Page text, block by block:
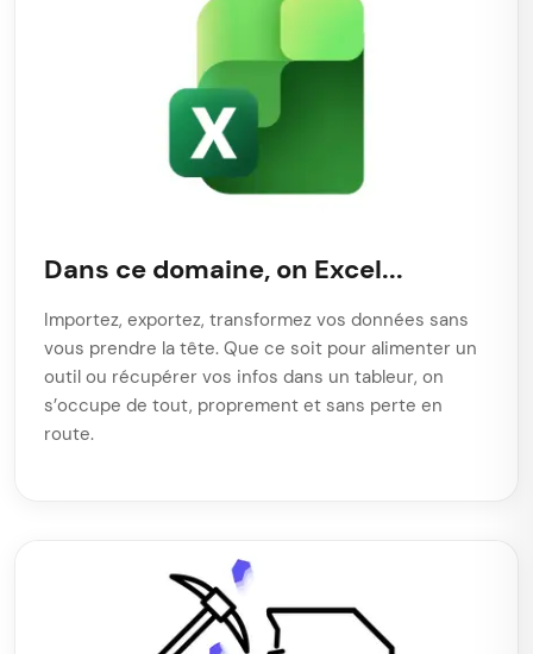
Dans ce domaine, on Excel...
Importez, exportez, transformez vos données sans
vous prendre la tête. Que ce soit pour alimenter un
outil ou récupérer vos infos dans un tableur, on
s’occupe de tout, proprement et sans perte en
route.